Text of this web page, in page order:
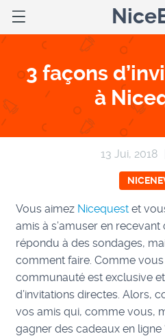
3 façons
à
13 Jui, 2018
Vous aimez Nicequest et
amis à s’amuser en
répondu à des sondages,
comment faire.Comme
communauté est exclusive
d’invitations directes. Alors,
vos amis qui, comme vous,
gagner des cadeaux en ligne